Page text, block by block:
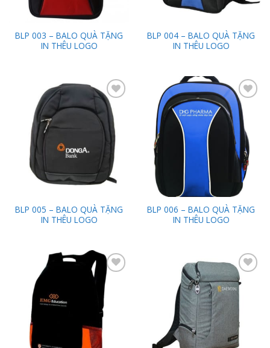
BLP 003 – BALO QUÀ TẶNG
IN THÊU LOGO
BLP 004 – BALO QUÀ TẶNG
IN THÊU LOGO
Add to
Wishlist
BLP 005 – BALO QUÀ TẶNG
IN THÊU LOGO
Add to
Wishlist
BLP 006 – BALO QUÀ TẶNG
IN THÊU LOGO
Add to
Wishlist
Add to
Wishlist